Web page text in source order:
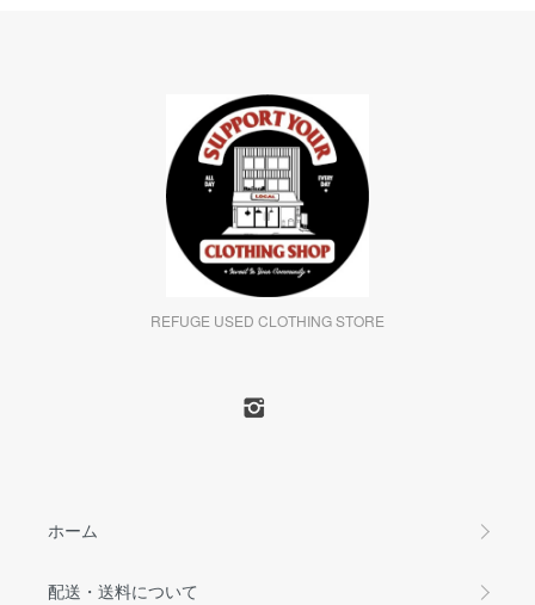
REFUGE USED CLOTHING STORE
ホーム
配送・送料について